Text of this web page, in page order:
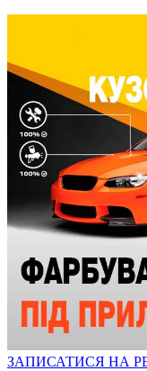
ЗАПИСАТИСЯ НА